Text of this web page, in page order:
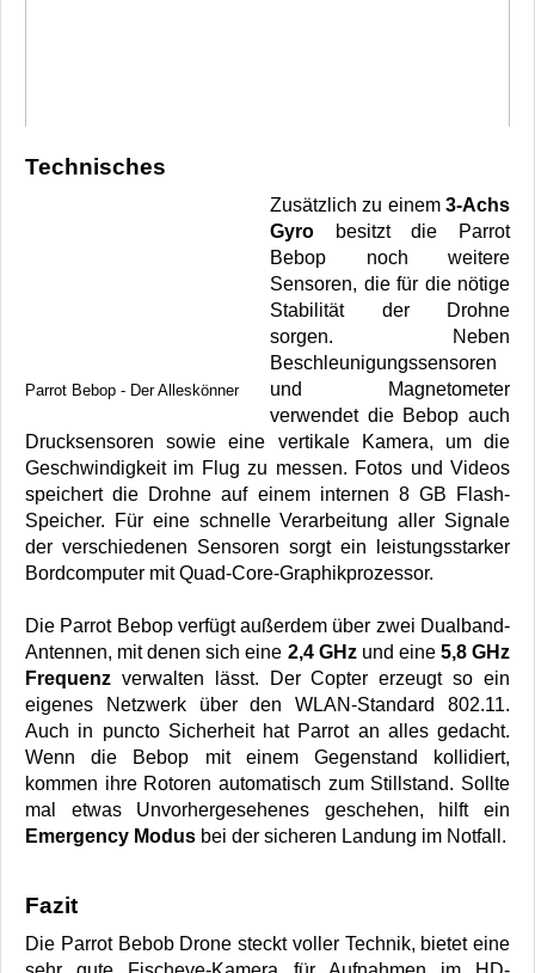
Technisches
Parrot Bebop - Der Alleskönner
Zusätzlich zu einem 3-Achs
Gyro besitzt die Parrot
Bebop noch weitere
Sensoren, die für die nötige
Stabilität der Drohne
sorgen. Neben
Beschleunigungssensoren
und Magnetometer
verwendet die Bebop auch
Drucksensoren sowie eine vertikale Kamera, um die
Geschwindigkeit im Flug zu messen. Fotos und Videos
speichert die Drohne auf einem internen 8 GB Flash-
Speicher. Für eine schnelle Verarbeitung aller Signale
der verschiedenen Sensoren sorgt ein leistungsstarker
Bordcomputer mit Quad-Core-Graphikprozessor.
Die Parrot Bebop verfügt außerdem über zwei Dualband-
Antennen, mit denen sich eine 2,4 GHzund eine 5,8 GHz
Frequenz verwalten lässt. Der Copter erzeugt so ein
eigenes Netzwerk über den WLAN-Standard 802.11.
Auch in puncto Sicherheit hat Parrot an alles gedacht.
Wenn die Bebop mit einem Gegenstand kollidiert,
kommen ihre Rotoren automatisch zum Stillstand. Sollte
mal etwas Unvorhergesehenes geschehen, hilft ein
Emergency Modus bei der sicheren Landung im Notfall.
Fazit
Die Parrot Bebob Drone steckt voller Technik, bietet eine